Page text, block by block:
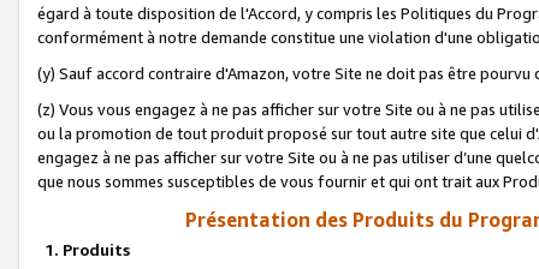
égard à toute disposition de l'Accord, y compris les Politiques du
conformément à notre demande constitue une violation d'une
(y) Sauf accord contraire d'Amazon, votre Site ne doit pas être
(z) Vous vous engagez à ne pas afficher sur votre Site ou à ne pas
ou la promotion de tout produit proposé sur tout autre site que celui
engagez à ne pas afficher sur votre Site ou à ne pas utiliser d’une
que nous sommes susceptibles de vous fournir et qui ont trait aux
Présentation des Produits du
1. Produits